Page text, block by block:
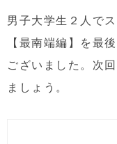
男子大学生２人で
【最南端編】を最
ございました。次
ましょう。